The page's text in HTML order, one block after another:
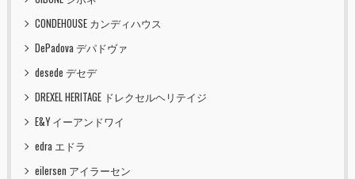
CONDEHOUSE カンディハウス
DePadova デパドヴァ
desede デセデ
DREXEL HERITAGE ドレクセルヘリテイジ
E&Y イーアンドワイ
edra エドラ
eilersen アイラーセン